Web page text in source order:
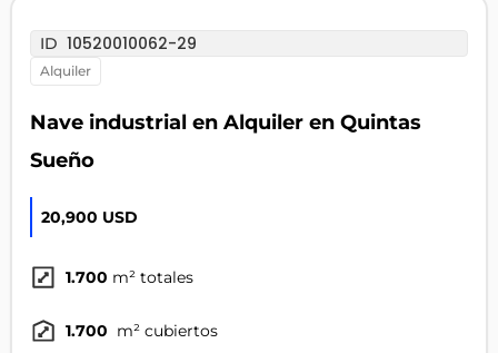
ID 10520010062-29
alquiler
Nave industrial en Alquiler en Quintas
Sueño
20,900 USD
1.700 m² totales
1.700 m² cubiertos